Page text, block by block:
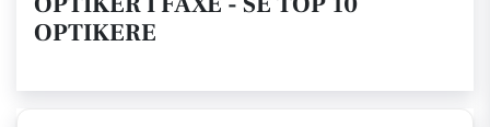
OPTIKERE